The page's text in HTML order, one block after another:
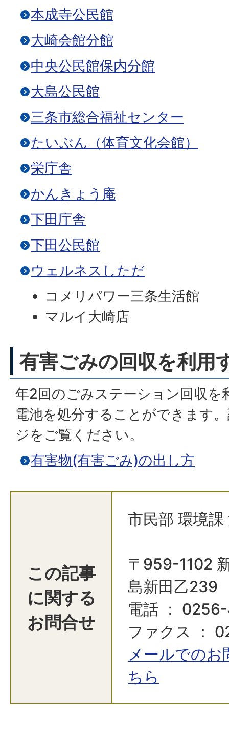
本成寺公民館
大崎会館分館
中央公民館保内分館
大島公民館
三条市総合福祉センター
たいぶん（体育文化会館）
栄庁舎
かんきょう庵
下田庁舎
下田公民館
ウェルネスしただ
コメリパワー三条生活館
マルイ大崎店
有害ごみの回収を利用
年2回のごみステーション回収を
電池を処分することができます
ジをご覧ください。
有害物(有害ごみ)の出し方
この記事
に関する
お問合せ
市民部 環境
〒959-1102
島新田乙239
電話 ：
ファクス ：
メールでの
ちら